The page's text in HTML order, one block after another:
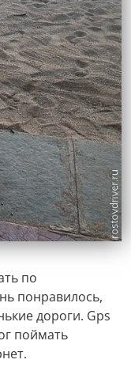
по
понравилось,
дороги. Gps
поймать